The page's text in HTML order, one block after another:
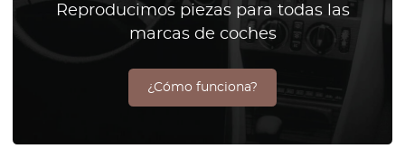
Reproducimos piezas para todas las
marcas de coches
¿Cómo funciona?